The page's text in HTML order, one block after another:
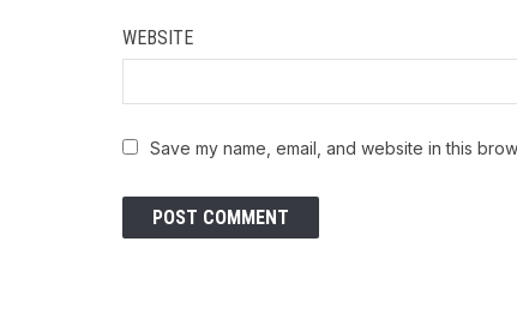
WEBSITE
Save my name, email, and website in this